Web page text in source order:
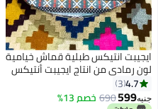
ايجيبت انتيكس طبلية قماش خيامية
لون رمادي من انتاج ايجيبت أنتيكس
صناعة يدوية 100%
4.7
3
جنيه599
690 خصم 13%